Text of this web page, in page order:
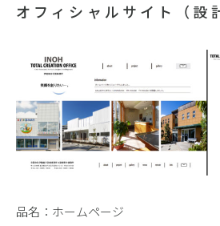
オフィシャルサイト（設
品名：ホームページ